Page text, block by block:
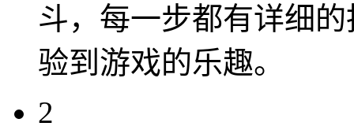
斗，每一步都有详细
验到游戏的乐趣。
2